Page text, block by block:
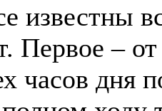
известны
Первое –
часов дня